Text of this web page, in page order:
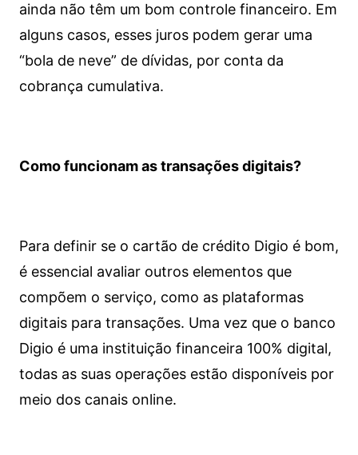
ainda não têm um bom controle financeiro. Em
alguns casos, esses juros podem gerar uma
“bola de neve” de dívidas, por conta da
cobrança cumulativa.
Como funcionam as transações digitais?
Para definir se o cartão de crédito Digio é bom,
é essencial avaliar outros elementos que
compõem o serviço, como as plataformas
digitais para transações. Uma vez que o banco
Digio é uma instituição financeira 100% digital,
todas as suas operações estão disponíveis por
meio dos canais online.